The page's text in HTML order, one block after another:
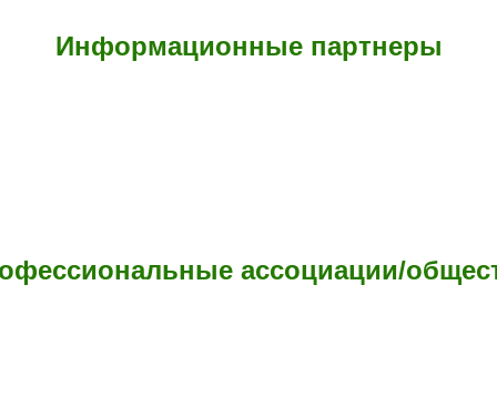
Информационные партнеры
ассоциации/